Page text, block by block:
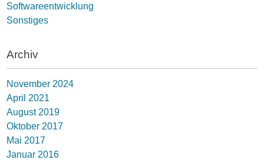
Softwareentwicklung
Sonstiges
Archiv
November 2024
April 2021
August 2019
Oktober 2017
Mai 2017
Januar 2016